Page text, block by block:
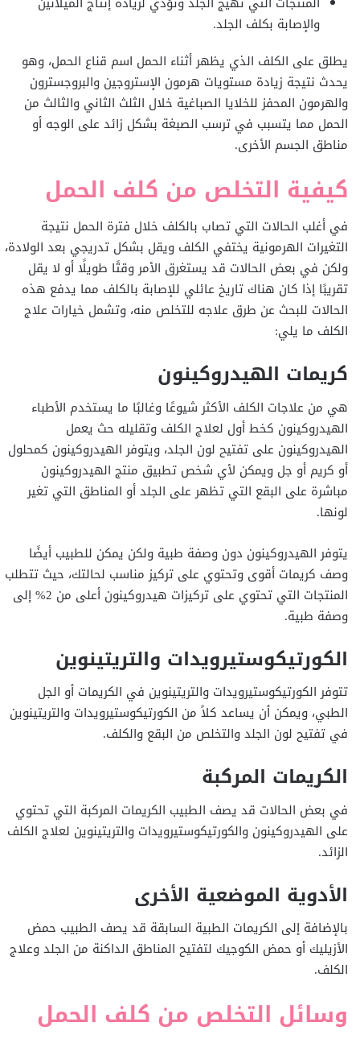
والإصابة بكلف الجلد.
يطلق على الكلف الذي يظهر أثناء الحمل اسم قناع الحمل، وهو
يحدث نتيجة زيادة مستويات هرمون الإستروجين والبروجسترون
والهرمون المحفز للخلايا الصباغية خلال الثلث الثاني والثالث من
الحمل مما يتسبب في ترسب الصبغة بشكل زائد على الوجه أو
مناطق الجسم الأخرى.
كيفية التخلص من كلف الحمل
في أغلب الحالات التي تصاب بالكلف خلال فترة الحمل نتيجة
التغيرات الهرمونية يختفي الكلف ويقل بشكل تدريجي بعد الولادة،
ولكن في بعض الحالات قد يستغرق الأمر وقتًا طويلًا أو لا يقل
تقريبًا إذا كان هناك تاريخ عائلي للإصابة بالكلف مما يدفع هذه
الحالات للبحث عن طرق علاجه للتخلص منه، وتشمل خيارات علاج
الكلف ما يلي:
كريمات الهيدروكينون
هي من علاجات الكلف الأكثر شيوعًا وغالبًا ما يستخدم الأطباء
الهيدروكينون كخط أول لعلاج الكلف وتقليله حث يعمل
الهيدروكينون على تفتيح لون الجلد، ويتوفر الهيدروكينون كمحلول
أو كريم أو جل ويمكن لأي شخص تطبيق منتج الهيدروكينون
مباشرة على البقع التي تظهر على الجلد أو المناطق التي تغير
لونها.
يتوفر الهيدروكينون دون وصفة طبية ولكن يمكن للطبيب أيضًا
وصف كريمات أقوى وتحتوي على تركيز مناسب لحالتك، حيث تتطلب
المنتجات التي تحتوي على تركيزات هيدروكينون أعلى من 2% إلى
وصفة طبية.
الكورتيكوستيرويدات والتريتينوين
تتوفر الكورتيكوستيرويدات والتريتينوين في الكريمات أو الجل
الطبي، ويمكن أن يساعد كلاً من الكورتيكوستيرويدات والتريتينوين
في تفتيح لون الجلد والتخلص من البقع والكلف.
الكريمات المركبة
في بعض الحالات قد يصف الطبيب الكريمات المركبة التي تحتوي
على الهيدروكينون والكورتيكوستيرويدات والتريتينوين لعلاج الكلف
الزائد.
الأدوية الموضعية الأخرى
بالإضافة إلى الكريمات الطبية السابقة قد يصف الطبيب حمض
الأزيليك أو حمض الكوجيك لتفتيح المناطق الداكنة من الجلد وعلاج
الكلف.
وسائل التخلص من كلف الحمل